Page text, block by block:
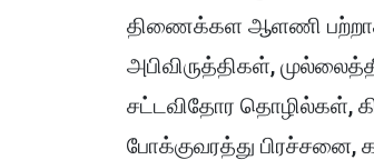
திணைக்கள ஆளணி
அபிவிருத்திகள்,
சட்டவிதோர தொழில்கள்,
போக்குவரத்து